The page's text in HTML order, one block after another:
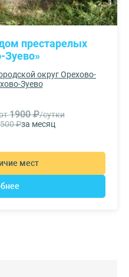
престарелых
Зуево»
округ Орехово-
Зуево
1900 ₽/сутки
₽за месяц
мест